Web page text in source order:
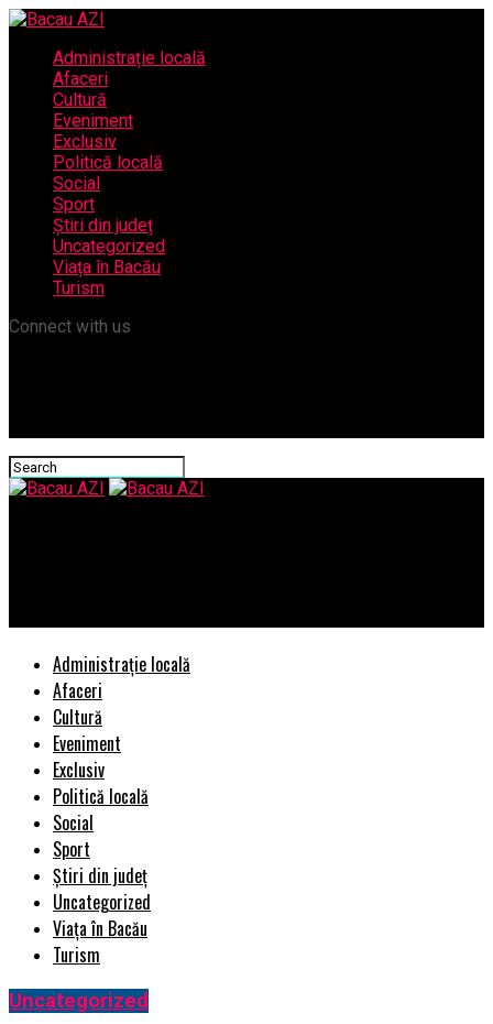
Administrație locală
Afaceri
Cultură
Eveniment
Exclusiv
Politică locală
Social
Sport
Știri din județ
Uncategorized
Viața în Bacău
Turism
Connect with us
Administrație locală
Afaceri
Cultură
Eveniment
Exclusiv
Politică locală
Social
Sport
Știri din județ
Uncategorized
Viața în Bacău
Turism
Uncategorized